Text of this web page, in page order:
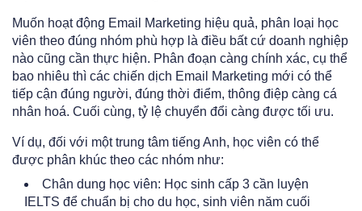
Muốn hoạt động Email Marketing hiệu quả, phân loại học
viên theo đúng nhóm phù hợp là điều bất cứ doanh nghiệp
nào cũng cần thực hiện. Phân đoạn càng chính xác, cụ thể
bao nhiêu thì các chiến dịch Email Marketing mới có thể
tiếp cận đúng người, đúng thời điểm, thông điệp càng cá
nhân hoá. Cuối cùng, tỷ lệ chuyển đổi càng được tối ưu.
Ví dụ, đối với một trung tâm tiếng Anh, học viên có thể
được phân khúc theo các nhóm như:
Chân dung học viên: Học sinh cấp 3 cần luyện
IELTS để chuẩn bị cho du học, sinh viên năm cuối